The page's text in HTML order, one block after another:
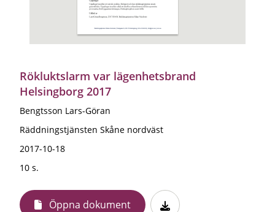
Rökluktslarm var lägenhetsbrand
Helsingborg 2017
Bengtsson Lars-Göran
Räddningstjänsten Skåne nordväst
2017-10-18
10 s.
Öppna dokument